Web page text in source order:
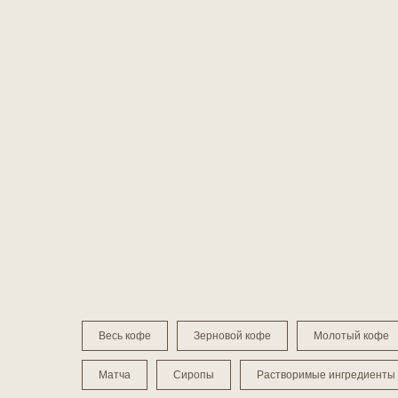
Весь кофе Зерновой кофе Молотый кофе
Матча Сиропы Растворимые ингредиенты